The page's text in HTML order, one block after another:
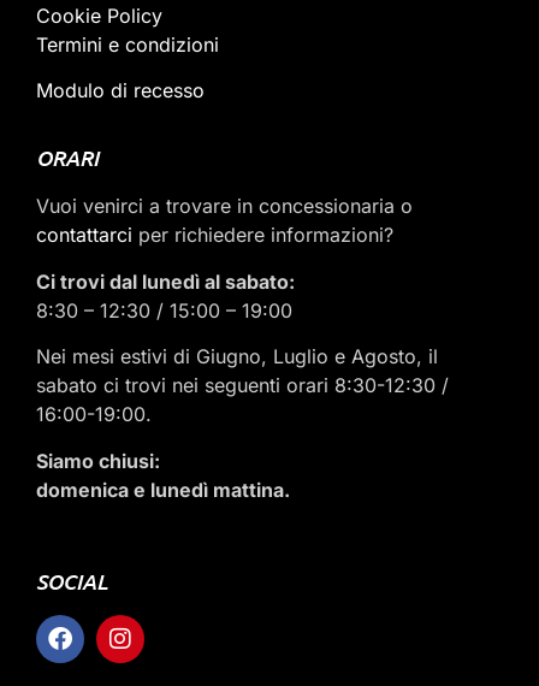
Cookie Policy
Termini e condizioni
Modulo di recesso
ORARI
Vuoi venirci a trovare in concessionaria o
contattarci per richiedere informazioni?
Ci trovi dal lunedì al sabato:
8:30 – 12:30 / 15:00 – 19:00
Nei mesi estivi di Giugno, Luglio e Agosto, il
sabato ci trovi nei seguenti orari 8:30-12:30 /
16:00-19:00.
Siamo chiusi:
domenica e lunedì mattina.
SOCIAL